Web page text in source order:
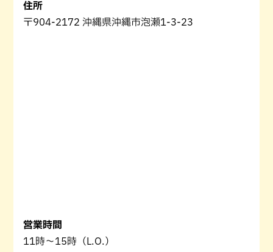
住所
〒904-2172 沖縄県沖縄市泡瀬1-3-23
営業時間
11時～15時（L.O.）